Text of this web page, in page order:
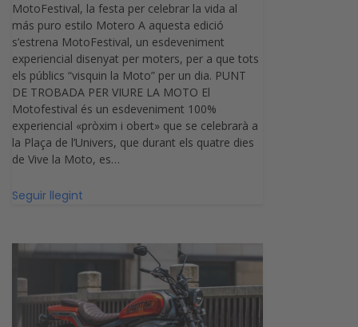
MotoFestival, la festa per celebrar la vida al
más puro estilo Motero A aquesta edició
s’estrena MotoFestival, un esdeveniment
experiencial disenyat per moters, per a que tots
els públics “visquin la Moto” per un dia. PUNT
DE TROBADA PER VIURE LA MOTO El
Motofestival és un esdeveniment 100%
experiencial «pròxim i obert» que se celebrarà a
la Plaça de l’Univers, que durant els quatre dies
de Vive la Moto, es…
Seguir llegint